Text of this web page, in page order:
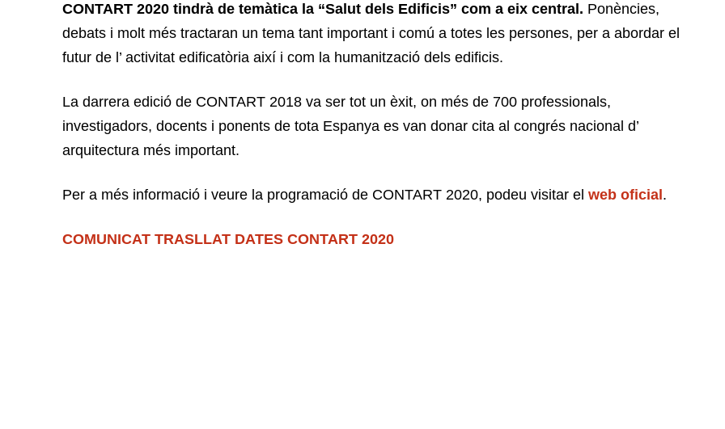
CONTART 2020 tindrà de temàtica la “Salut dels Edificis” com a eix central. Ponències,
debats i molt més tractaran un tema tant important i comú a totes les persones, per a abordar el
futur de l’ activitat edificatòria així i com la humanització dels edificis.
La darrera edició de CONTART 2018 va ser tot un èxit, on més de 700 professionals,
investigadors, docents i ponents de tota Espanya es van donar cita al congrés nacional d’
arquitectura més important.
Per a més informació i veure la programació de CONTART 2020, podeu visitar el web oficial .
COMUNICAT TRASLLAT DATES CONTART 2020